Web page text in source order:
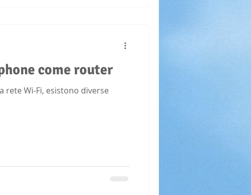
come router
rete Wi-Fi, esistono diverse